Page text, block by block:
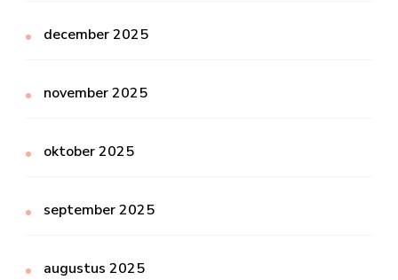
december 2025
november 2025
oktober 2025
september 2025
augustus 2025